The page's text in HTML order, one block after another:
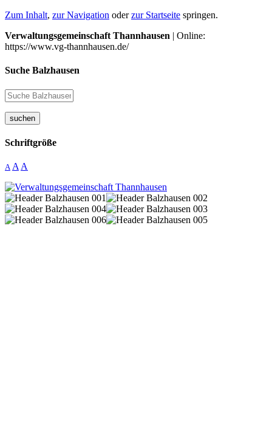
Zum Inhalt, zur Navigation oderzur Startseite springen.
Verwaltungsgemeinschaft Thannhausen | Online:
https://www.vg-thannhausen.de/
Suche Balzhausen
suchen
Schriftgröße
A A A